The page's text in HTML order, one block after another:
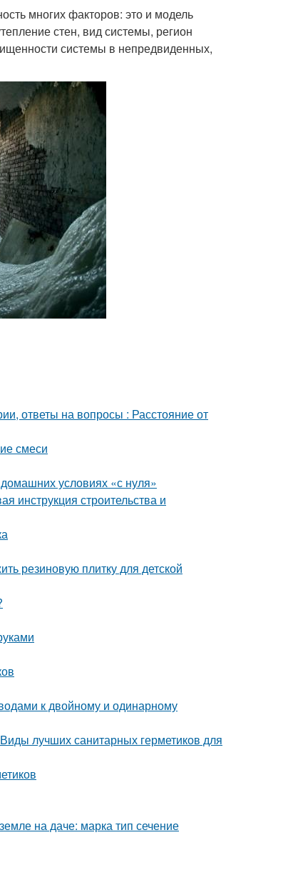
многих факторов: это и модель
стен, вид системы, регион
системы в непредвиденных,
ответы на вопросы : Расстояние от
смеси
условиях «с нуля»
инструкция строительства и
резиновую плитку для детской
к двойному и одинарному
лучших санитарных герметиков для
на даче: марка тип сечение